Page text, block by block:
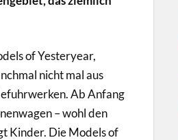
of Yesteryear,
nicht mal aus
Ab Anfang
– wohl den
Kinder. Die Models of